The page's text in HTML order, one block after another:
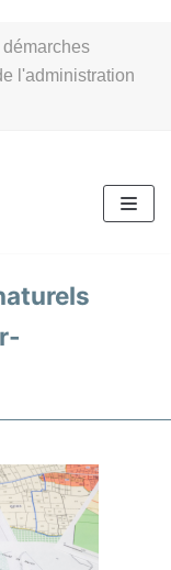
l'administration